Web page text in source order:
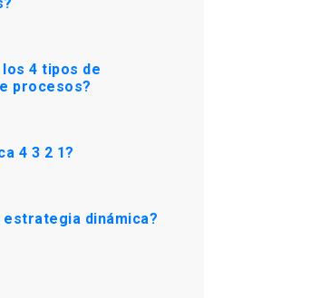
4 tipos de
procesos?
4 3 2 1?
estrategia dinámica?